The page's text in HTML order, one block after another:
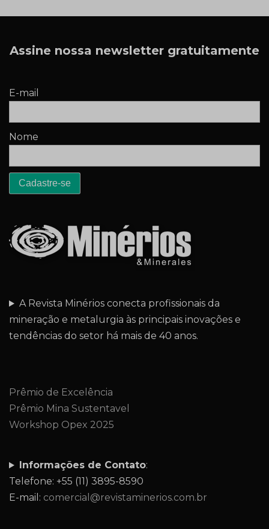
Assine nossa newsletter gratuitamente
E-mail
Nome
A Revista Minérios conecta profissionais da
mineração e metalurgia às principais inovações e
tendências do setor há mais de 40 anos.
Prêmio de Excelência
Prêmio Mina Sustentavel
Workshop Opex 2025
Informações de Contato:
Telefone: +55 (11) 3895-8590
E-mail: comercial@revistaminerios.com.br